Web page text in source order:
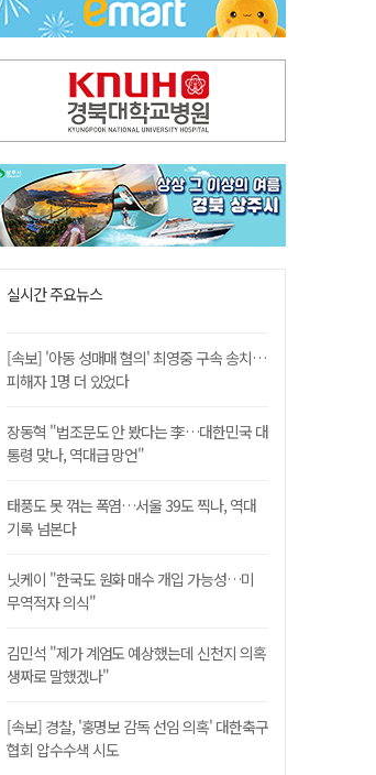
유승민 "尹 졸업한 서울대 법대·충암고도 없애야"…李 육사 통합 직격
실시간 주요뉴스
[속보] '아동 성매매 혐의' 최영중 구속 송치…
피해자 1명 더 있었다
장동혁 "법조문도 안 봤다는 李…대한민국 대
통령 맞나, 역대급 망언"
태풍도 못 꺾는 폭염…서울 39도 찍나, 역대
기록 넘본다
닛케이 "한국도 원화 매수 개입 가능성…미
무역적자 의식"
김민석 "제가 계엄도 예상했는데 신천지 의혹
생짜로 말했겠나"
[속보] 경찰, '홍명보 감독 선임 의혹' 대한축구
협회 압수수색 시도